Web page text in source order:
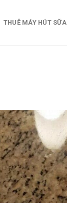
THUÊ MÁY HÚT SỮA